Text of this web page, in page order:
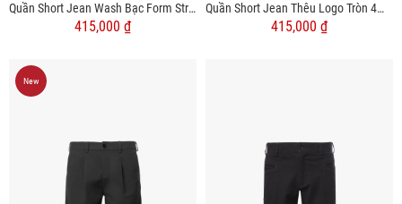
Quần Short Jean Wash Bạc Form Straight QS078
415,000 ₫
Quần Short Jean Thêu Logo Tròn 4M Premium Form Straight QS075
415,000 ₫
New